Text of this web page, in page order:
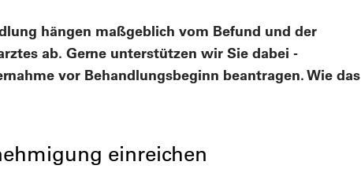
hängen maßgeblich vom Befund und der
ab. Gerne unterstützen wir Sie dabei -
vor Behandlungsbeginn beantragen. Wie das
einreichen